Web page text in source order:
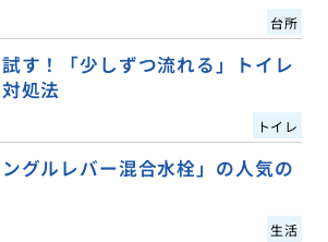
台所
す！「少しずつ流れる」トイレ
処法
トイレ
グルレバー混合水栓」の人気の
生活